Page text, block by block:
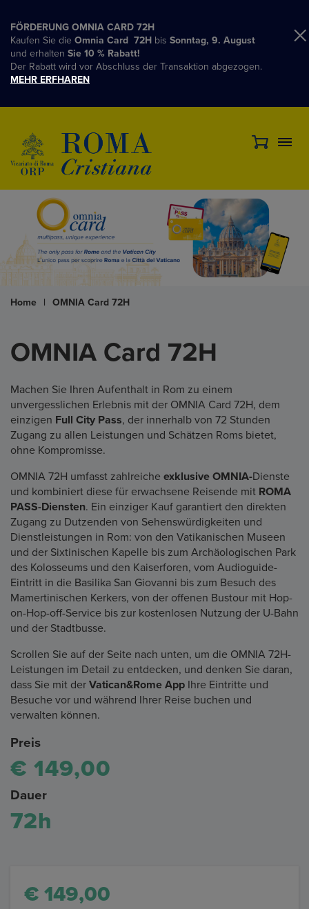
FÖRDERUNG OMNIA CARD 72H
Kaufen Sie die Omnia Card 72H bis Sonntag, 9. August
und erhalten Sie 10 % Rabatt!
Der Rabatt wird vor Abschluss der Transaktion abgezogen.
MEHR ERFHAREN
Home | OMNIA Card 72H
OMNIA Card 72H
Machen Sie Ihren Aufenthalt in Rom zu einem
unvergesslichen Erlebnis mit der OMNIA Card 72H, dem
einzigen Full City Pass, der innerhalb von 72 Stunden
Zugang zu allen Leistungen und Schätzen Roms bietet,
ohne Kompromisse.
OMNIA 72H umfasst zahlreiche exklusive OMNIA-Dienste
und kombiniert diese für erwachsene Reisende mit ROMA
PASS-Diensten. Ein einziger Kauf garantiert den direkten
Zugang zu Dutzenden von Sehenswürdigkeiten und
Dienstleistungen in Rom: von den Vatikanischen Museen
und der Sixtinischen Kapelle bis zum Archäologischen Park
des Kolosseums und den Kaiserforen, vom Audioguide-
Eintritt in die Basilika San Giovanni bis zum Besuch des
Mamertinischen Kerkers, von der offenen Bustour mit Hop-
on-Hop-off-Service bis zur kostenlosen Nutzung der U-Bahn
und der Stadtbusse.
Scrollen Sie auf der Seite nach unten, um die OMNIA 72H-
Leistungen im Detail zu entdecken, und denken Sie daran,
dass Sie mit der Vatican&Rome App Ihre Eintritte und
Besuche vor und während Ihrer Reise buchen und
verwalten können.
Preis
€ 149,00
Dauer
72h
€ 149,00